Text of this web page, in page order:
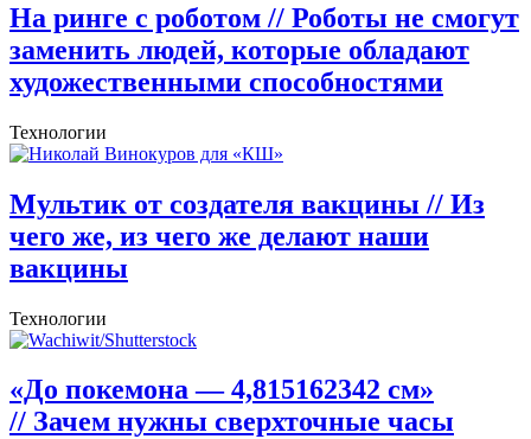
На ринге с роботом // Роботы не смогут
заменить людей, которые обладают
художественными способностями
Технологии
Мультик от создателя вакцины // Из
чего же, из чего же делают наши
вакцины
Технологии
«До покемона — 4,815162342 см»
// Зачем нужны сверхточные часы